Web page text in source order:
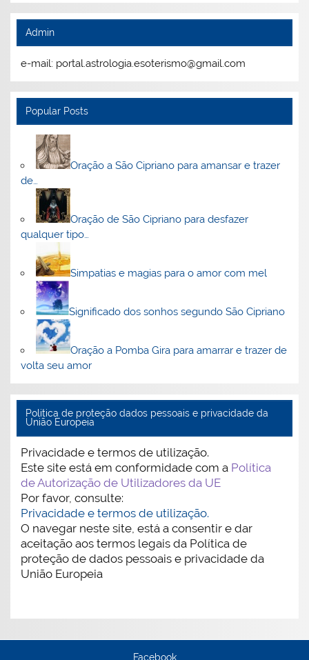
Admin
e-mail: portal.astrologia.esoterismo@gmail.com
Popular Posts
Oração a São Cipriano para amansar e trazer
de…
Oração de São Cipriano para desfazer
qualquer tipo…
Simpatias e magias para o amor com mel
Significado dos sonhos segundo São Cipriano
Oração a Pomba Gira para amarrar e trazer de
volta seu amor
Politica de proteção dados pessoais e privacidade da
União Europeia
Privacidade e termos de utilização.
Este site está em conformidade com a Política
de Autorização de Utilizadores da UE
Por favor, consulte:
Privacidade e termos de utilização.
O navegar neste site, está a consentir e dar
aceitação aos termos legais da Política de
proteção de dados pessoais e privacidade da
União Europeia
Facebook